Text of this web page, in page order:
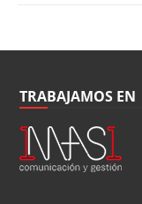
TRABAJAMOS EN